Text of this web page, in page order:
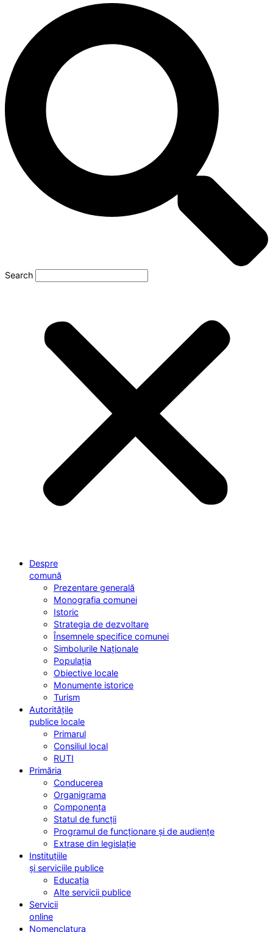
Search
Despre
comună
Prezentare generală
Monografia comunei
Istoric
Strategia de dezvoltare
Însemnele specifice comunei
Simbolurile Naționale
Populația
Obiective locale
Monumente istorice
Turism
Autoritățile
publice locale
Primarul
Consiliul local
RUTI
Primăria
Conducerea
Organigrama
Componența
Statul de funcții
Programul de funcționare și de audiențe
Extrase din legislație
Instituțiile
și serviciile publice
Educația
Alte servicii publice
Servicii
online
Nomenclatura